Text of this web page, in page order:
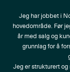
Jeg har jobbet i
hovedområde. Før
år med salg og
grunnlag for å
Jeg er strukturert og